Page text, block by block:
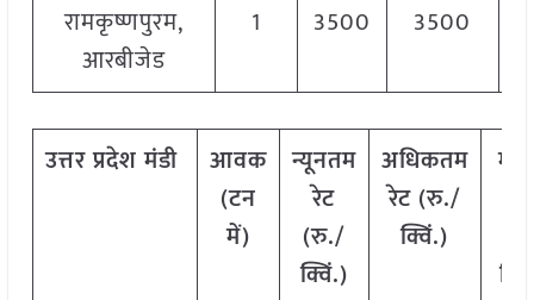
रामकृष्णपुरम,
आरबीजेड
1 3500 3500
उत्तरप्रदेशमंडी
आवक
(टन
में)
न्यूनतम
रेट
(रु./
क्विं.)
अधिकतम
रेट (रु./
क्विं.)
क्विं